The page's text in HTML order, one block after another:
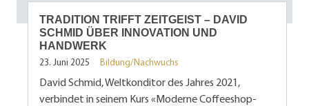
TRADITION TRIFFT ZEITGEIST – DAVID
SCHMID ÜBER INNOVATION UND
HANDWERK
23. Juni 2025 Bildung/Nachwuchs
David Schmid, Weltkonditor des Jahres 2021,
verbindet in seinem Kurs «Moderne Coffeeshop-